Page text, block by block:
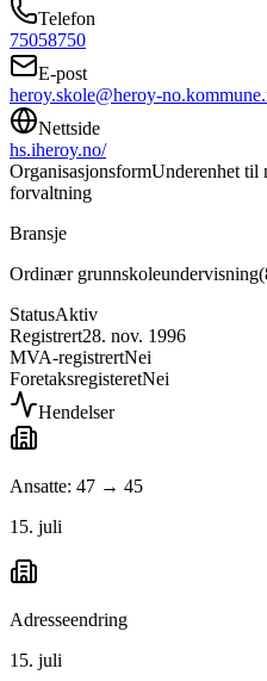
Telefon
75058750
E-post
heroy.skole@heroy-
Nettside
hs.iheroy.no/
OrganisasjonsformUnderenhet til
forvaltning
Bransje
Ordinær grunnskoleundervisning(
StatusAktiv
Registrert28. nov. 1996
MVA-registrertNei
ForetaksregisteretNei
Hendelser
Ansatte: 47 → 45
15. juli
Adresseendring
15. juli